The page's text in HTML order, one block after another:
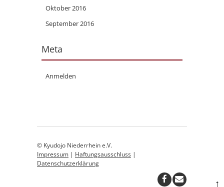
Oktober 2016
September 2016
Meta
Anmelden
© Kyudojo Niederrhein e.V.
Impressum| Haftungsausschluss|
Datenschutzerklärung
↑